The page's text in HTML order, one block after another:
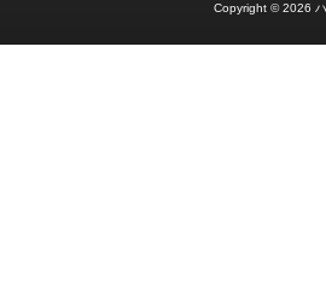
Copyright © 2026